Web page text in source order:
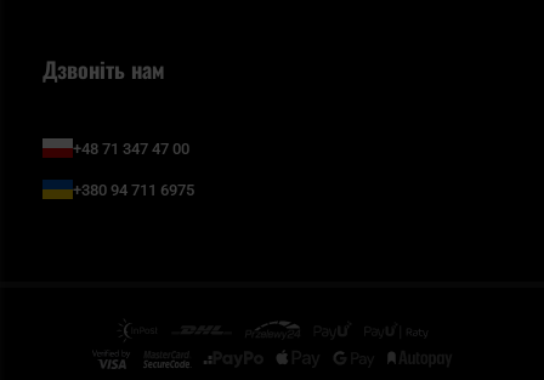
Дзвоніть нам
+48 71 347 47 00
+380 94 711 6975